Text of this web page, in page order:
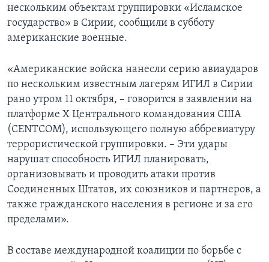
нескольким объектам группировки «Исламское
государство» в Сирии, сообщили в субботу
американские военные.
«Американские войска нанесли серию авиаударов
по нескольким известным лагерям ИГИЛ в Сирии
рано утром 11 октября, – говорится в заявлении на
платформе X Центрального командования США
(CENTCOM), использующего полную аббревиатуру
террористической группировки. – Эти удары
нарушат способность ИГИЛ планировать,
организовывать и проводить атаки против
Соединенных Штатов, их союзников и партнеров, а
также гражданского населения в регионе и за его
пределами».
В составе международной коалиции по борьбе с